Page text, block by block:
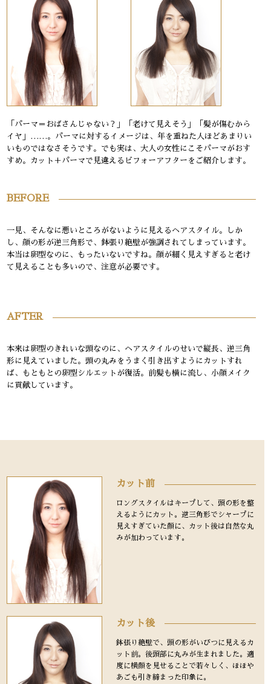
「パーマ＝おばさんじゃない？」「老けて見えそう」「髪が傷むから
イヤ」……。パーマに対するイメージは、年を重ねた人ほどあまりい
いものではなさそうです。でも実は、大人の女性にこそパーマがおす
すめ。カット＋パーマで見違えるビフォーアフターをご紹介します。
BEFORE
一見、そんなに悪いところがないように見えるヘアスタイル。しか
し、顔の形が逆三角形で、鉢張り絶壁が強調されてしまっています。
本当は卵型なのに、もったいないですね。顔が細く見えすぎると老け
て見えることも多いので、注意が必要です。
AFTER
本来は卵型のきれいな頭なのに、ヘアスタイルのせいで縦長、逆三角
形に見えていました。頭の丸みをうまく引き出すようにカットすれ
ば、もともとの卵型シルエットが復活。前髪も横に流し、小顔メイク
に貢献しています。
カット前
ロングスタイルはキープして、頭の形を整
えるようにカット。逆三角形でシャープに
見えすぎていた顔に、カット後は自然な丸
みが加わっています。
カット後
鉢張り絶壁で、頭の形がいびつに見えるカ
ット前。後頭部に丸みが生まれました。適
度に横顔を見せることで若々しく、ほほや
あごも引き締まった印象に。